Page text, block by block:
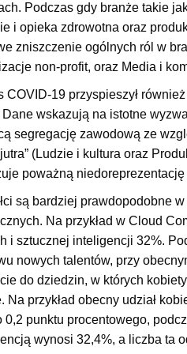
Podczas gdy branże takie
i opieka zdrowotna oraz
zniszczenie ogólnych ról w
non-profit, oraz Media i
COVID-19 przyspieszył
Dane wskazują na istotne
segregację zawodową ze
(Ludzie i kultura oraz
poważną niedoreprezentację
są bardziej prawdopodobne
Na przykład w Cloud
i sztucznej inteligencji 32%.
nowych talentów, przy
do dziedzin, w których
Na przykład obecny udział
0,2 punktu procentowego,
wynosi 32,4%, a liczba ta